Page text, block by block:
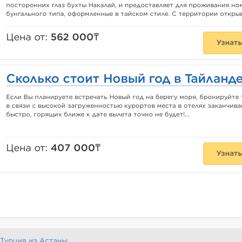
посторонних глаз бухты Накалай, и предоставляет для проживания
бунгального типа, оформленные в тайском стиле. С территории
Цена от: 562 000₸
Сколько стоит Новый год в
Если Вы планируете встречать Новый год на берегу моря, бронируйте
в связи с высокой загруженностью курортов места в отелях
быстро, горящих ближе к дате вылета точно не будет!...
Цена от:407 000₸